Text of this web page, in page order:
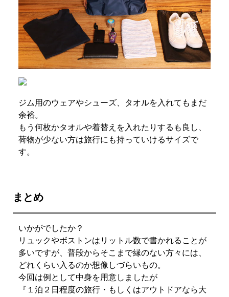
ジム用のウェアやシューズ、タオルを入れてもまだ
余裕。
もう何枚かタオルや着替えを入れたりするも良し、
荷物が少ない方は旅行にも持っていけるサイズで
す。
まとめ
いかがでしたか？
リュックやボストンはリットル数で書かれることが
多いですが、普段からそこまで縁のない方々には、
どれくらい入るのか想像しづらいもの。
今回は例として中身を用意しましたが
『１泊２日程度の旅行・もしくはアウトドアなら大